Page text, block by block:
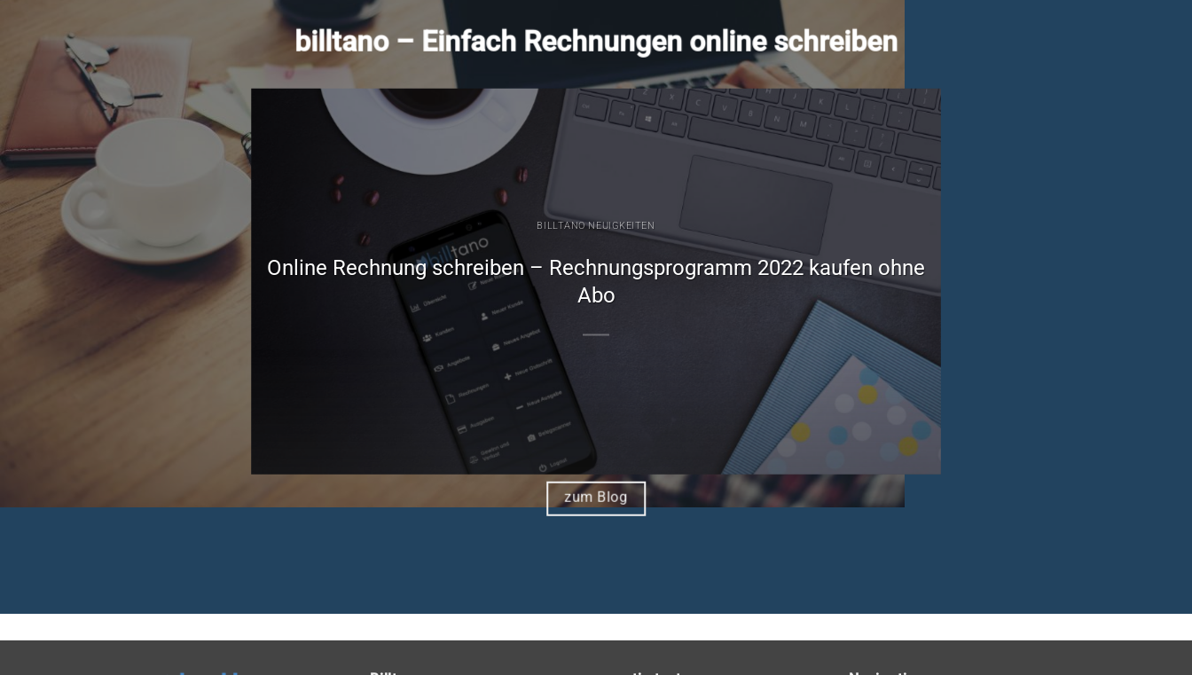
billtano – Einfach Rechnungen online schreiben
BILLTANO NEUIGKEITEN
Online Rechnung schreiben – Rechnungsprogramm 2022 kaufen ohne
Abo
zum Blog